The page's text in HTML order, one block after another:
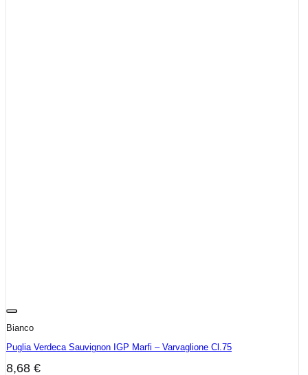
Bianco
Puglia Verdeca Sauvignon IGP Marfi – Varvaglione Cl.75
8,68 €